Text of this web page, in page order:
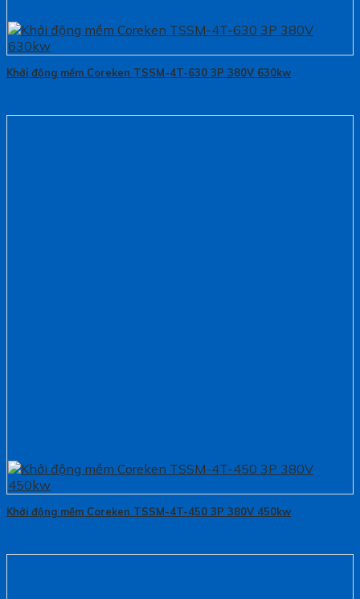
Khởi động mềm Coreken TSSM-4T-630 3P 380V 630kw
Khởi động mềm Coreken TSSM-4T-450 3P 380V 450kw